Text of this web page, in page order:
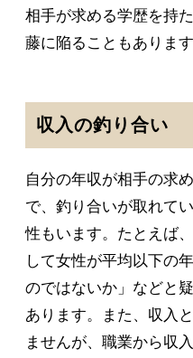
相手が求める学歴を持
藤に陥ることもあります
収入の釣り合い
自分の年収が相手の求
で、釣り合いが取れて
性もいます。たとえば
して女性が平均以下の
のではないか」などと
あります。また、収入
ませんが、職業から収